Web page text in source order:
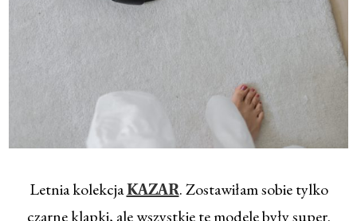
Letnia kolekcjaKAZAR. Zostawiłam sobie tylko
czarne klapki, ale wszystkie te modele były super.